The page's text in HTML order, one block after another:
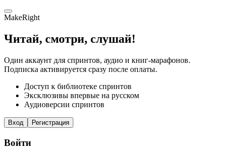
MakeRight
Читай, смотри, слушай!
Один аккаунт для спринтов, аудио и книг-марафонов.
Подписка активируется сразу после оплаты.
Доступ к библиотеке спринтов
Эксклюзивы впервые на русском
Аудиоверсии спринтов
Вход Регистрация
Войти